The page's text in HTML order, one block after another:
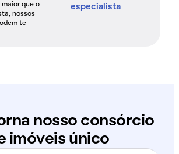
maior que o
nossos
te
especialista
nosso consórcio
imóveis único